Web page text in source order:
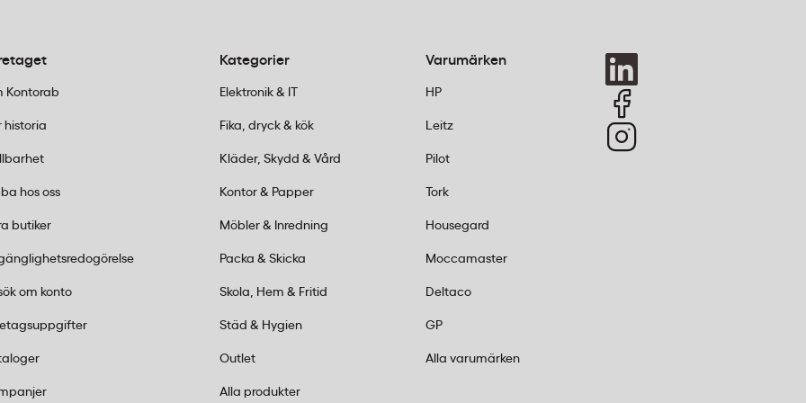
hitta rätt lösning för just dina lokaler.
valet
Kontorab
historia
hos oss
butiker
om konto
Kategorier
Elektronik & IT
Fika, dryck & kök
Kläder, Skydd & Vård
Kontor & Papper
Möbler & Inredning
Packa & Skicka
Skola, Hem & Fritid
Städ & Hygien
Outlet
Alla produkter
Varumärken
HP
Leitz
Pilot
Tork
Housegard
Moccamaster
Deltaco
GP
Alla varumärken